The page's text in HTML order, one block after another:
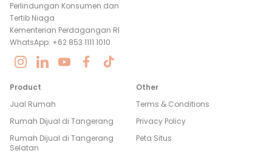
Perlindungan Konsumen dan
Tertib Niaga
Kementerian Perdagangan RI
WhatsApp: +62 853 1111 1010
Product
Jual Rumah
Rumah Dijual di Tangerang
Rumah Dijual di Tangerang
Selatan
Other
Terms & Conditions
Privacy Policy
Peta Situs